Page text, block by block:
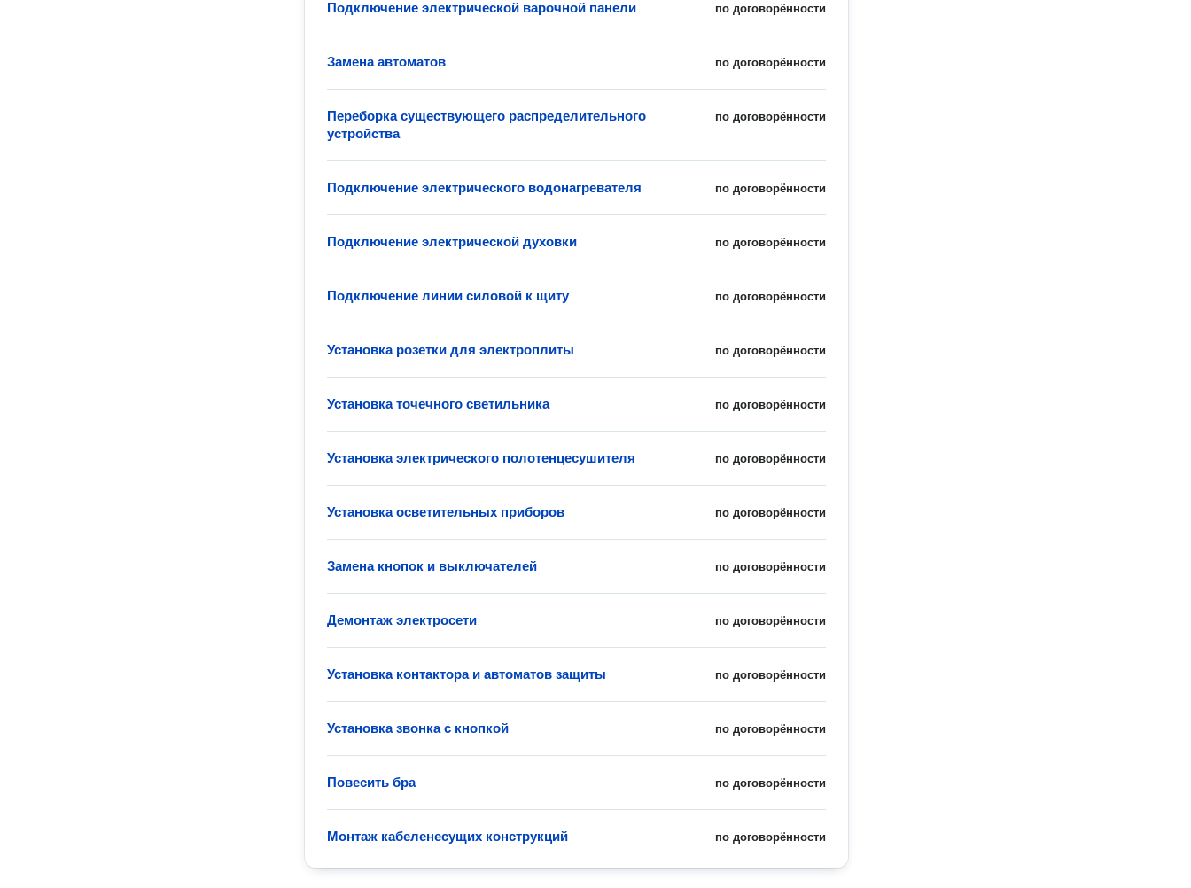
по договорённости
Подключение электрической варочной панели
по договорённости
Замена автоматов
по договорённости
Переборка существующего распределительного
устройства
по договорённости
Подключение электрического водонагревателя
по договорённости
Подключение электрической духовки
по договорённости
Подключение линии силовой к щиту
по договорённости
Установка розетки для электроплиты
по договорённости
Установка точечного светильника
по договорённости
Установка электрического полотенцесушителя
по договорённости
Установка осветительных приборов
по договорённости
Замена кнопок и выключателей
по договорённости
Демонтаж электросети
по договорённости
Установка контактора и автоматов защиты
по договорённости
Установка звонка с кнопкой
по договорённости
Повесить бра
по договорённости
Монтаж кабеленесущих конструкций